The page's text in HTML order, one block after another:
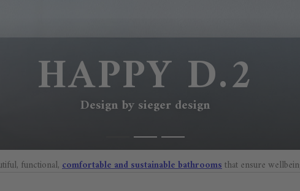
HAPPY D.2
Design by sieger design
functional,comfortable and sustainable bathroomsthat ensure